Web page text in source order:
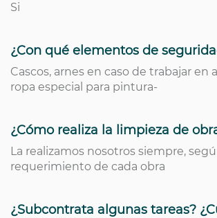
Si
¿Con qué elementos de
Cascos, arnes en caso de trabajar en
ropa especial para pintura-
¿Cómo realiza la limpieza de
La realizamos nosotros siempre,
requerimiento de cada obra
¿Subcontrata algunas tareas?